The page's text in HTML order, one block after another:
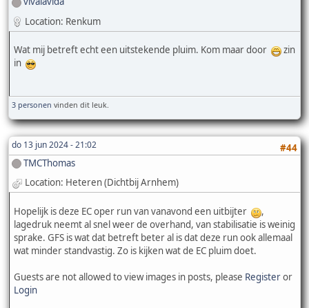
Location: Renkum
Wat mij betreft echt een uitstekende pluim. Kom maar door
zin
in
3 personen vinden dit leuk.
do 13 jun 2024 - 21:02
#44
TMCThomas
Location: Heteren (Dichtbij Arnhem)
Hopelijk is deze EC oper run van vanavond een uitbijter
,
lagedruk neemt al snel weer de overhand, van stabilisatie is weinig
sprake. GFS is wat dat betreft beter al is dat deze run ook allemaal
wat minder standvastig. Zo is kijken wat de EC pluim doet.
Guests are not allowed to view images in posts, please Registeror
Login